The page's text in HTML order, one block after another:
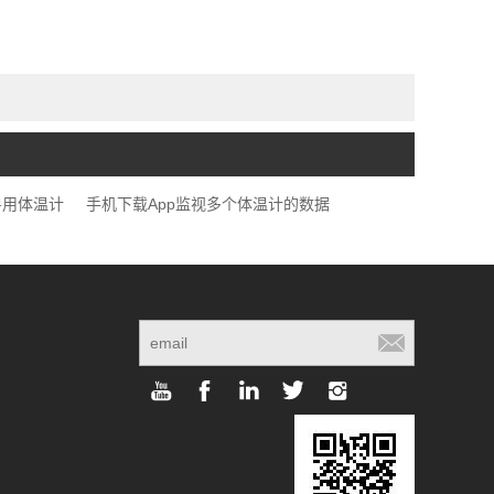
体温计 手机下载App监视多个体温计的数据